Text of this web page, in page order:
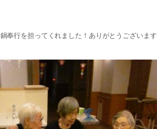
奉行を担ってくれました！ありがとうございます